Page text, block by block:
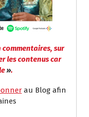
commentaires, sur
les contenus car
».
au Blog afin